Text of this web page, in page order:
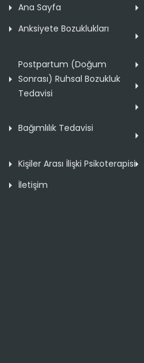
Ana Sayfa
Anksiyete Bozuklukları
Postpartum (Doğum
Sonrası) Ruhsal Bozukluk
Tedavisi
Bağımlılık Tedavisi
Kişiler Arası İlişki Psikoterapisi
İletişim